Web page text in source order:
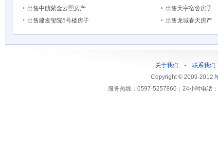
出售中航紫金云熙房产
出售天宇宿舍房子
出售建发玺院5号楼房子
出售龙城春天房产
关于我们 - 联系我们
Copyright © 2009-2012
服务热线：0597-5257860；24小时电